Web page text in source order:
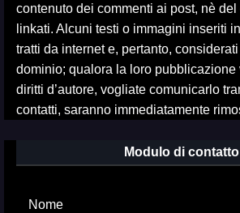
contenuto dei commenti ai post, nè
linkati. Alcuni testi o immagini inseriti
tratti da internet e, pertanto,
dominio; qualora la loro
diritti d’autore, vogliate comunicarlo
contatti, saranno immediatamente
Modulo di contatto
Nome